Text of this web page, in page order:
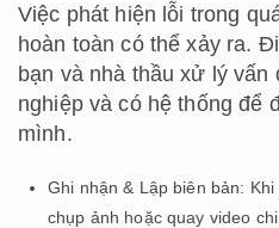
Việc phát hiện lỗi trong
hoàn toàn có thể xảy ra.
bạn và nhà thầu xử lý vấn
nghiệp và có hệ thống để
mình.
Ghi nhận & Lập biên bản:
chụp ảnh hoặc quay video